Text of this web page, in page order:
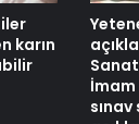
karın